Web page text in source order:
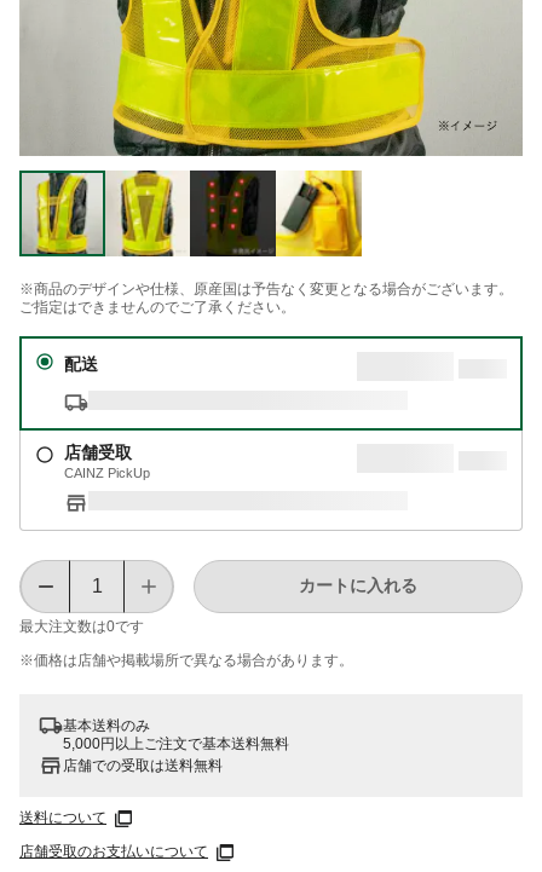
※商品のデザインや仕様、原産国は予告なく変更となる場合がございます。
ご指定はできませんのでご了承ください。
配送
店舗受取
CAINZ PickUp
最大注文数は0です
カートに入れる
※価格は​店舗や​掲載場所で​異なる​場合が​あります。
基本送料のみ
5,000円以上ご注文で基本送料無料
店舗での受取は送料無料
送料について
店舗受取のお支払いについて